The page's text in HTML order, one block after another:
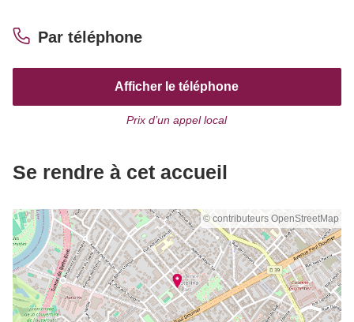
Par téléphone
Afficher le téléphone
Prix d’un appel local
Se rendre à cet accueil
© contributeurs OpenStreetMap